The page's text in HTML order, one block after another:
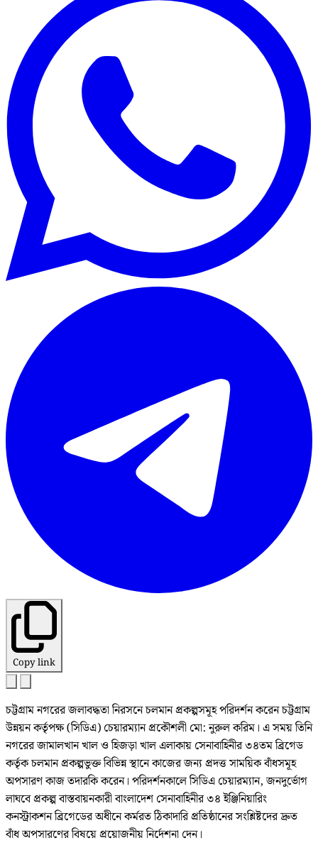
Copy link
চট্টগ্রাম নগরের জলাবদ্ধতা নিরসনে চলমান প্রকল্পসমূহ পরিদর্শন করেন চট্টগ্রাম
উন্নয়ন কর্তৃপক্ষ (সিডিএ) চেয়ারম্যান প্রকৌশলী মো: নুরুল করিম। এ সময় তিনি
নগরের জামালখান খাল ও হিজড়া খাল এলাকায় সেনাবাহিনীর ৩৪তম ব্রিগেড
কর্তৃক চলমান প্রকল্পভুক্ত বিভিন্ন স্থানে কাজের জন্য প্রদত্ত সাময়িক বাঁধসমূহ
অপসারণ কাজ তদারকি করেন। পরিদর্শনকালে সিডিএ চেয়ারম্যান, জনদুর্ভোগ
লাঘবে প্রকল্প বাস্তবায়নকারী বাংলাদেশ সেনাবাহিনীর ৩৪ ইঞ্জিনিয়ারিং
কনস্ট্রাকশন ব্রিগেডের অধীনে কর্মরত ঠিকাদারি প্রতিষ্ঠানের সংশ্লিষ্টদের দ্রুত
বাঁধ অপসারণের বিষয়ে প্রয়োজনীয় নির্দেশনা দেন।